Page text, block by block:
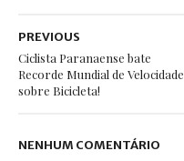
PREVIOUS
Ciclista Paranaense bate
Recorde Mundial de Velocidade
sobre Bicicleta!
NENHUM COMENTÁRIO